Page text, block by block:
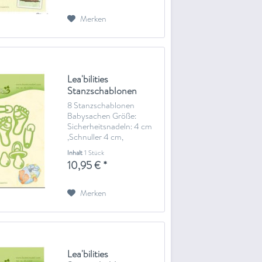
Merken
Lea'bilities
Stanzschablonen
Babysachen 45.3233
8 Stanzschablonen
Babysachen Größe:
Sicherheitsnadeln: 4 cm
,Schnuller 4 cm,
Babyfüße 4,5 cm x 2,5 cm
Achtung: es wir eine
Stanz- und
Zum Stanzen wird eine
Stanz- und
Prägemaschine benötigt
und eventuell...
Inhalt1 Stück
10,95 € *
Merken
Lea'bilities